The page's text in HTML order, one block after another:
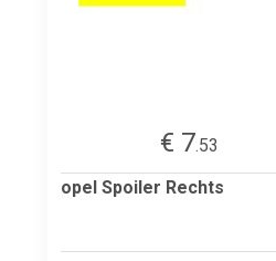
€ 7.53
opel Spoiler Rechts